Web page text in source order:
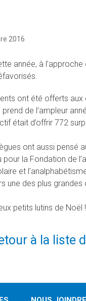
2016
année, à
ont été offerts aux
prend de l’ampleur
était d’offrir 772
ont aussi pensé
pour la Fondation de
et
une des plus
petits lutins de Noël !
à la liste